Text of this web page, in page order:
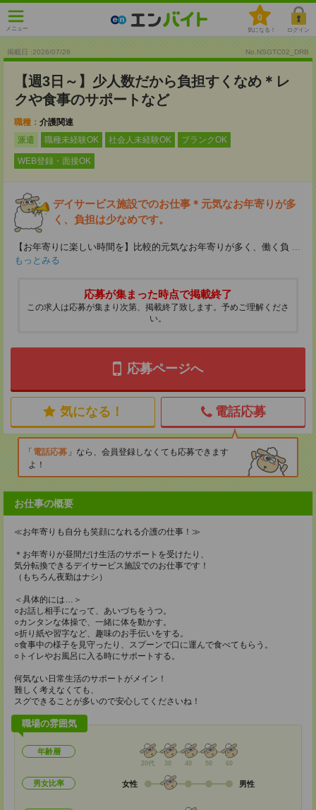
メニュー
0
気になる！ ログイン
掲載日 :2026/07/26 No.NSGTC02_DRB
【週3日～】少人数だから負担すくなめ＊レ
クや食事のサポートなど
職種： 介護関連
派遣
職種未経験OK 社会人未経験OK ブランクOK
WEB登録・面接OK
デイサービス施設でのお仕事＊元気なお年寄りが多
く、負担は少なめです。
【お年寄りに楽しい時間を】比較的元気なお年寄りが多く、働く負 ...
もっとみる
応募が集まった時点で掲載終了
この求人は応募が集まり次第、掲載終了致します。予めご理解くださ
い。
応募ページへ
気になる！ 電話応募
電話応募
なら、会員登録しなくても応募できます
よ！
お仕事の概要
≪お年寄りも自分も笑顔になれる介護の仕事！≫
＊お年寄りが昼間だけ生活のサポートを受けたり、
気分転換できるデイサービス施設でのお仕事です！
（もちろん夜勤はナシ）
＜具体的には…＞
○お話し相手になって、あいづちをうつ。
○カンタンな体操で、一緒に体を動かす。
○折り紙や習字など、趣味のお手伝いをする。
○食事中の様子を見守ったり、スプーンで口に運んで食べてもらう。
○トイレやお風呂に入る時にサポートする。
何気ない日常生活のサポートがメイン！
難しく考えなくても、
スグできることが多いので安心してくださいね！
職場の雰囲気
年齢層
20代 30 40 50 60
男女比率 女性 男性